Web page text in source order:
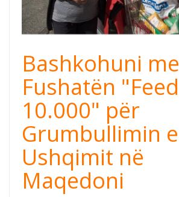
Bashkohuni me
Fushatën "Feed
10.000" për
Grumbullimin e
Ushqimit në
Maqedoni